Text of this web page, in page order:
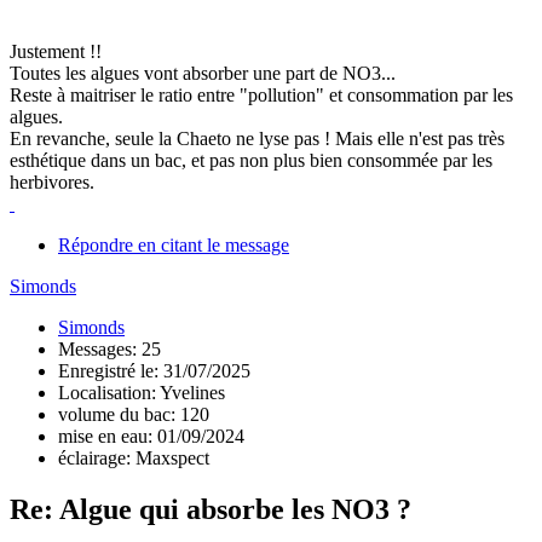
Justement !!
Toutes les algues vont absorber une part de NO3...
Reste à maitriser le ratio entre "pollution" et consommation par les
algues.
En revanche, seule la Chaeto ne lyse pas ! Mais elle n'est pas très
esthétique dans un bac, et pas non plus bien consommée par les
herbivores.
Répondre en citant le message
Simonds
Simonds
Messages: 25
Enregistré le: 31/07/2025
Localisation: Yvelines
volume du bac: 120
mise en eau: 01/09/2024
éclairage: Maxspect
Re: Algue qui absorbe les NO3 ?